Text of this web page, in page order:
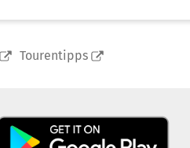
Tourentipps